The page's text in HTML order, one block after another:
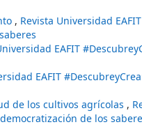
, Revista Universidad
EAFIT
EAFIT
de los cultivos agrícolas ,
de los